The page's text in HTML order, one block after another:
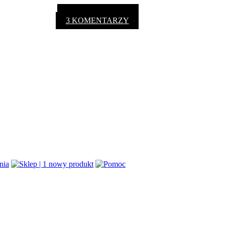
3 KOMENTARZY